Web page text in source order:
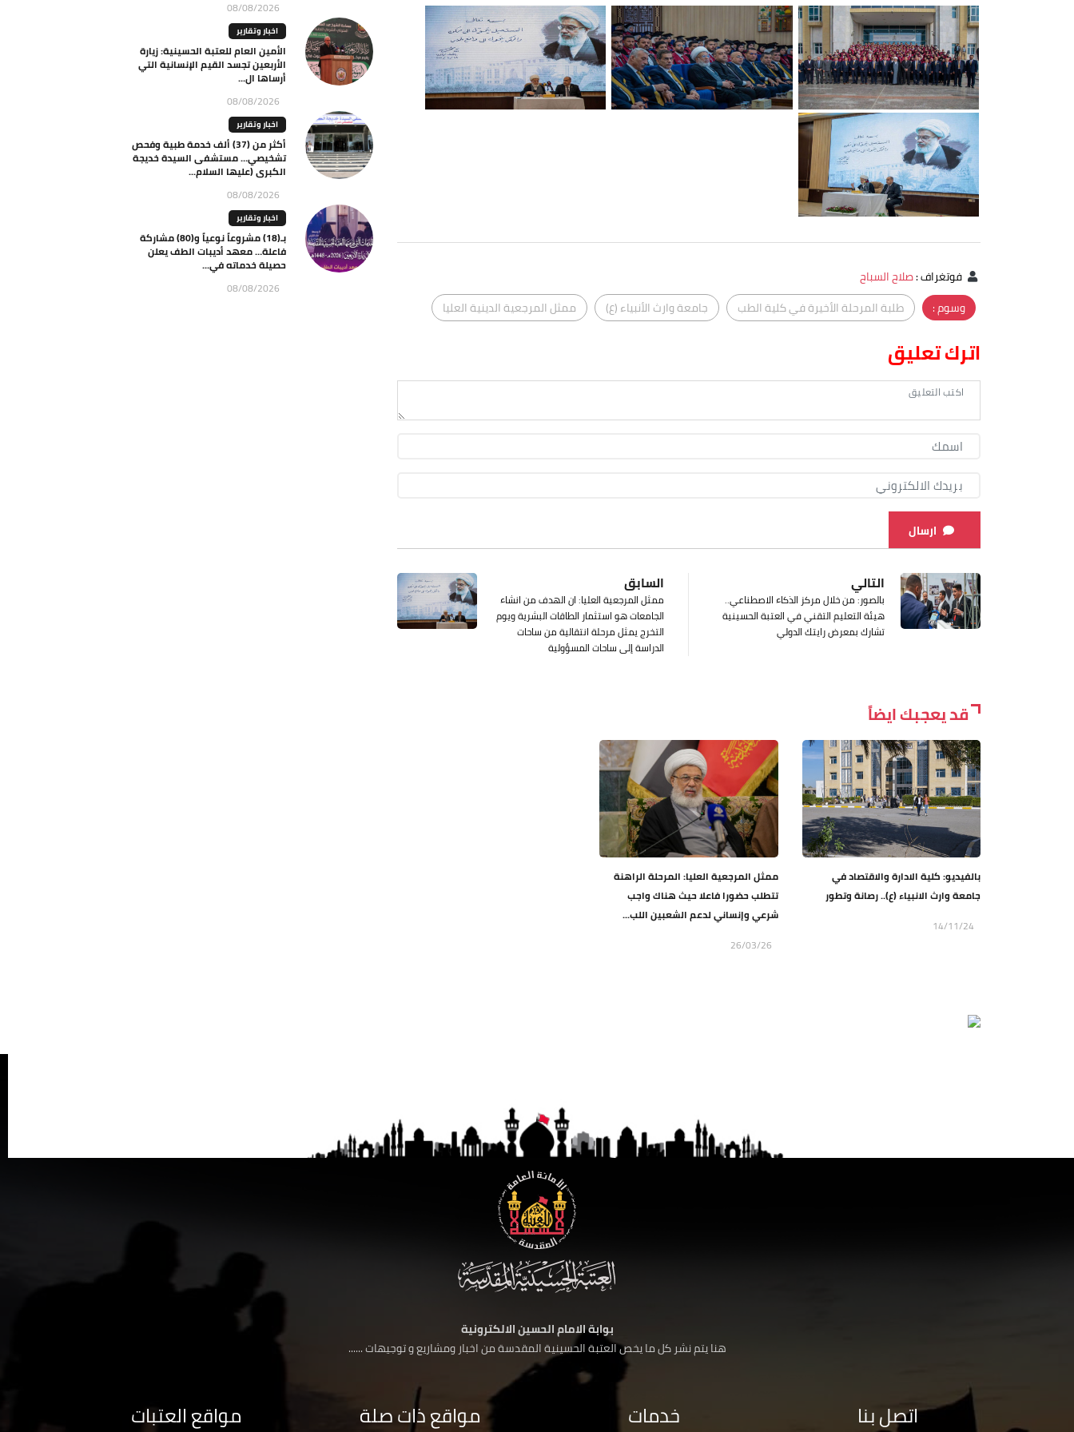
فوتغراف:صلاح السباح
وسوم :
طلبة المرحلة الأخيرة في كلية الطب جامعة وارث الأنبياء (ع) ممثل المرجعية الدينية العليا
اترك تعليق
ارسال
السابق
ممثل المرجعية العليا: ان الهدف من انشاء
الجامعات هو استثمار الطاقات البشرية ويوم
التخرج يمثل مرحلة انتقالية من ساحات
الدراسة إلى ساحات المسؤولية
التالي
بالصور: من خلال مركز الذكاء الاصطناعي..
هيئة التعليم التقني في العتبة الحسينية
تشارك بمعرض رايتك الدولي
قد يعجبك ايضاً
بالفيديو: كلية الادارة والاقتصاد في
جامعة وارث الانبياء (ع).. رصانة وتطور
14/11/24
ممثل المرجعية العليا: المرحلة الراهنة
تتطلب حضورا فاعلا حيث هناك واجب
شرعي وإنساني لدعم الشعبين اللب...
26/03/26
08/08/2026
اخبار وتقارير
الأمين العام للعتبة الحسينية: زيارة
الأربعين تجسد القيم الإنسانية التي
أرساها ال...
08/08/2026
اخبار وتقارير
أكثر من (37) ألف خدمة طبية وفحص
تشخيصي… مستشفى السيدة خديجة
الكبرى (عليها السلام...
08/08/2026
اخبار وتقارير
بـ(18) مشروعاً نوعياً و(80) مشاركة
فاعلة… معهد أديبات الطف يعلن
حصيلة خدماته في...
08/08/2026
بوابة الامام الحسين الالكترونية
هنا يتم نشر كل ما يخص العتبة الحسينية المقدسة من اخبار ومشاريع و توجيهات ......
اتصل بنا خدمات مواقع ذات صلة مواقع العتبات